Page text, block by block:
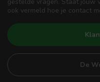
ook vermeld hoe je contact
De